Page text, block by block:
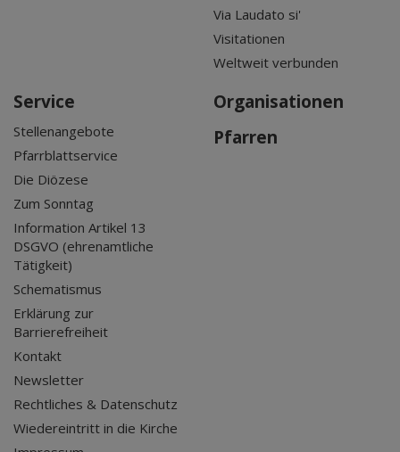
Via Laudato si'
Visitationen
Weltweit verbunden
Service
Stellenangebote
Pfarrblattservice
Die Diözese
Zum Sonntag
Information Artikel 13
DSGVO (ehrenamtliche
Tätigkeit)
Schematismus
Erklärung zur
Barrierefreiheit
Kontakt
Newsletter
Rechtliches & Datenschutz
Wiedereintritt in die Kirche
Organisationen
Pfarren